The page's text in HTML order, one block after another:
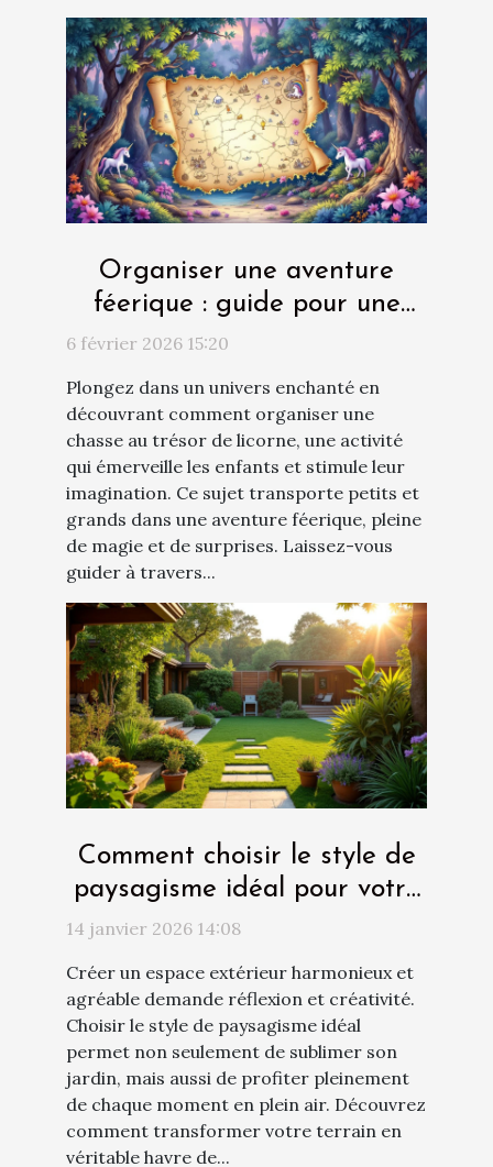
Organiser une aventure
féerique : guide pour une
chasse au trésor de licorne
6 février 2026 15:20
Plongez dans un univers enchanté en
découvrant comment organiser une
chasse au trésor de licorne, une activité
qui émerveille les enfants et stimule leur
imagination. Ce sujet transporte petits et
grands dans une aventure féerique, pleine
de magie et de surprises. Laissez-vous
guider à travers...
Comment choisir le style de
paysagisme idéal pour votre
espace extérieur ?
14 janvier 2026 14:08
Créer un espace extérieur harmonieux et
agréable demande réflexion et créativité.
Choisir le style de paysagisme idéal
permet non seulement de sublimer son
jardin, mais aussi de profiter pleinement
de chaque moment en plein air. Découvrez
comment transformer votre terrain en
véritable havre de...